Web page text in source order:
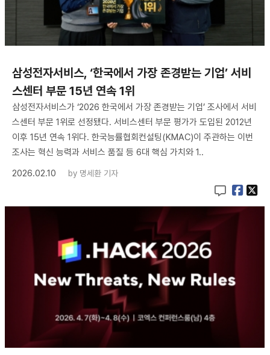
삼성전자서비스, ‘한국에서 가장 존경받는 기업’ 서비
스센터 부문 15년 연속 1위
삼성전자서비스가 ‘2026 한국에서 가장 존경받는 기업’ 조사에서 서비
스센터 부문 1위로 선정됐다. 서비스센터 부문 평가가 도입된 2012년
이후 15년 연속 1위다. 한국능률협회컨설팅(KMAC)이 주관하는 이번
조사는 혁신 능력과 서비스 품질 등 6대 핵심 가치와 1..
2026.02.10
by 명세환 기자